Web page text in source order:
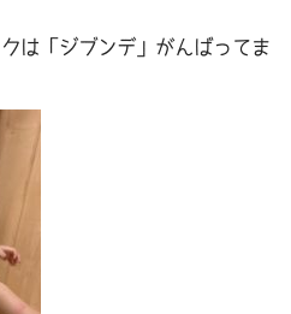
は「ジブンデ」がんばってま